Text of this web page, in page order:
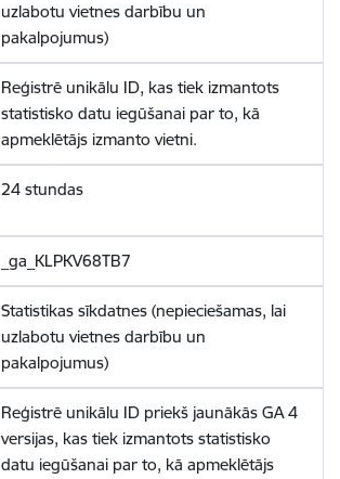
uzlabotu vietnes darbību un
pakalpojumus)
Reģistrē unikālu ID, kas tiek izmantots
statistisko datu iegūšanai par to, kā
apmeklētājs izmanto vietni.
24 stundas
_ga_KLPKV68TB7
Statistikas sīkdatnes (nepieciešamas, lai
uzlabotu vietnes darbību un
pakalpojumus)
Reģistrē unikālu ID priekš jaunākās GA 4
versijas, kas tiek izmantots statistisko
datu iegūšanai par to, kā apmeklētājs